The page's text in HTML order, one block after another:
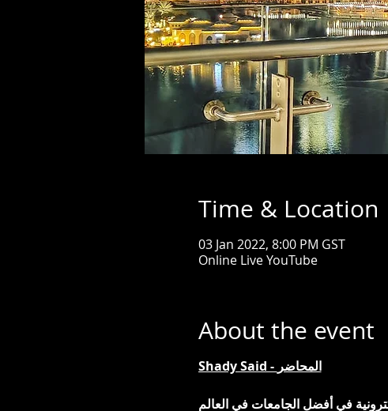
Time & Location
03 Jan 2022, 8:00 PM GST
Online Live YouTube
About the event
Shady Said - المحاضر
في أفضل الجامعات في العالم